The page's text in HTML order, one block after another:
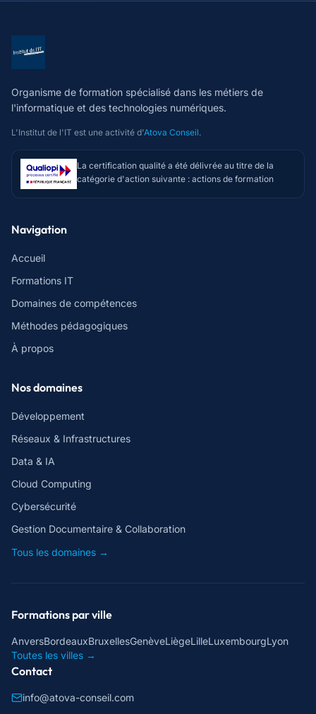
Organisme de formation spécialisé dans les métiers de
l'informatique et des technologies numériques.
L'Institut de l'IT est une activité d'Atova Conseil.
La certification qualité a été délivrée au titre de la
catégorie d'action suivante : actions de formation
Navigation
Accueil
Formations IT
Domaines de compétences
Méthodes pédagogiques
À propos
Nos domaines
Développement
Réseaux & Infrastructures
Data & IA
Cloud Computing
Cybersécurité
Gestion Documentaire & Collaboration
Tous les domaines →
Formations par ville
AnversBordeauxBruxellesGenèveLiègeLilleLuxembourgLyon
Toutes les villes →
Contact
info@atova-conseil.com